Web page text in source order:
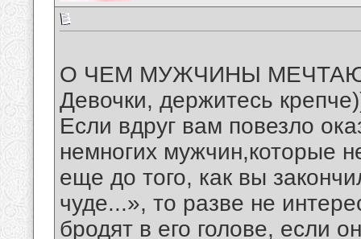
О ЧЕМ МУЖЧИНЫ
Девочки, держитесь
Если вдруг вам повезло
немногих мужчин,которые
еще до того, как вы
чуде...», то разве не
бродят в его голове, если